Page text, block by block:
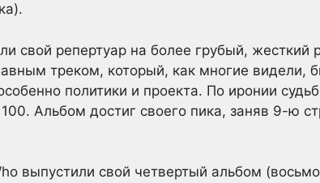
свой репертуар на более грубый, жесткий
треком, который, как многие видели,
политики и проекта. По иронии
Альбом достиг своего пика, заняв 9-ю
выпустили свой четвертый альбом